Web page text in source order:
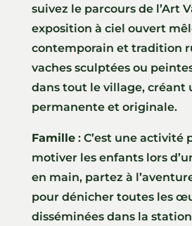
suivez le parcours de l’Art
exposition à ciel ouvert
contemporain et tradition
vaches sculptées ou
dans tout le village, créant
permanente et originale.
Famille: C’est une activité
motiver les enfants lors
en main, partez à
pour dénicher toutes les
disséminées dans la